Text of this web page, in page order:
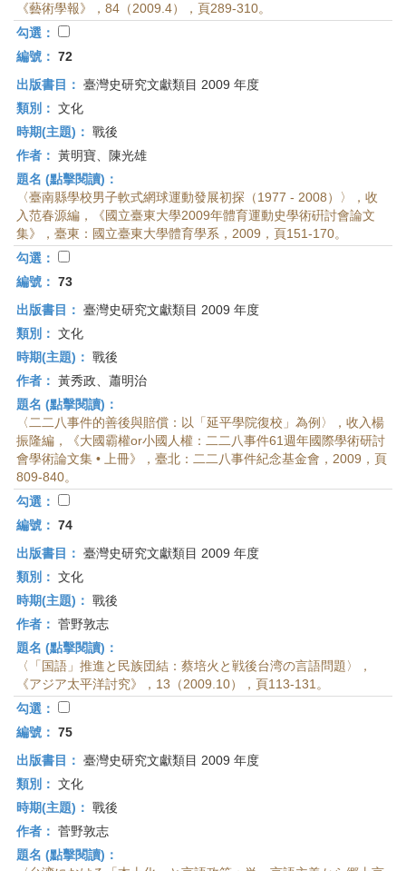
《藝術學報》，84（2009.4），頁289-310。
勾選：
編號： 72
出版書目： 臺灣史研究文獻類目 2009 年度
類別： 文化
時期(主題)： 戰後
作者： 黃明寶、陳光雄
題名 (點擊閱讀)：
〈臺南縣學校男子軟式網球運動發展初探（1977 - 2008）〉，收
入范春源編，《國立臺東大學2009年體育運動史學術硏討會論文
集》，臺東：國立臺東大學體育學系，2009，頁151-170。
勾選：
編號： 73
出版書目： 臺灣史研究文獻類目 2009 年度
類別： 文化
時期(主題)： 戰後
作者： 黃秀政、蕭明治
題名 (點擊閱讀)：
〈二二八事件的善後與賠償：以「延平學院復校」為例〉，收入楊
振隆編，《大國霸權or小國人權：二二八事件61週年國際學術研討
會學術論文集 • 上冊》，臺北：二二八事件紀念基金會，2009，頁
809-840。
勾選：
編號： 74
出版書目： 臺灣史研究文獻類目 2009 年度
類別： 文化
時期(主題)： 戰後
作者： 菅野敦志
題名 (點擊閱讀)：
〈「国語」推進と民族団結：蔡培火と戦後台湾の言語問題〉，
《アジア太平洋討究》，13（2009.10），頁113-131。
勾選：
編號： 75
出版書目： 臺灣史研究文獻類目 2009 年度
類別： 文化
時期(主題)： 戰後
作者： 菅野敦志
題名 (點擊閱讀)：